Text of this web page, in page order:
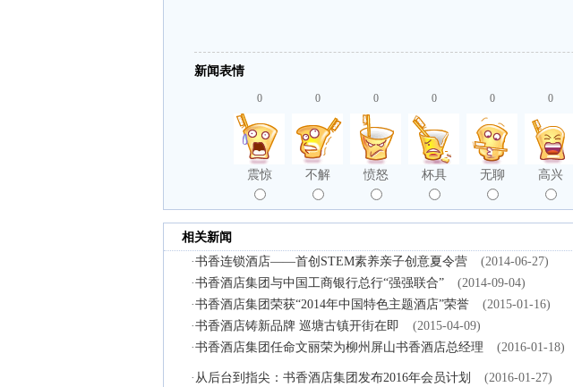
新闻表情
0
震惊
0
不解
0
愤怒
0
杯具
0
无聊
0
高兴
相关新闻
·书香连锁酒店——首创STEM素养亲子创意夏令营
(2014-06-27)
·书香酒店集团与中国工商银行总行“强强联合”
(2014-09-04)
·书香酒店集团荣获“2014年中国特色主题酒店”荣誉
(2015-01-16)
·书香酒店铸新品牌 巡塘古镇开街在即
(2015-04-09)
·书香酒店集团任命文丽荣为柳州屏山书香酒店总经理 (2016-01-18)
· 从后台到指尖：书香酒店集团发布2016年会员计划
(2016-01-27)